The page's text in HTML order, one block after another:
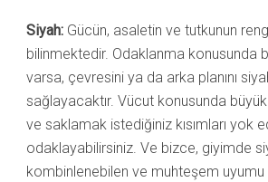
Siyah: Gücün, asaletin ve tutkunun
bilinmektedir. Odaklanma konusunda
varsa, çevresini ya da arka planını
sağlayacaktır. Vücut konusunda büyük
ve saklamak istediğiniz kısımları yok
odaklayabilirsiniz. Ve bizce, giyimde
kombinlenebilen ve muhteşem